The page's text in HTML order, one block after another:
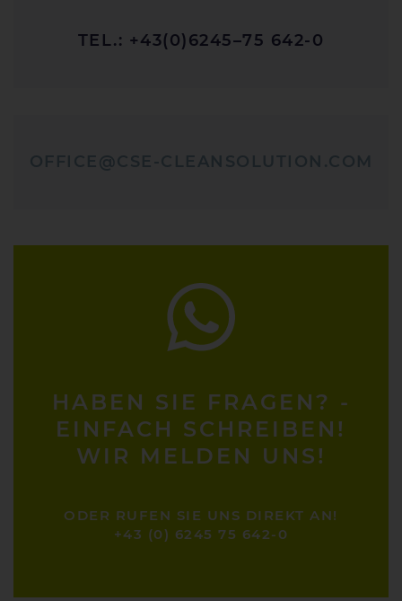
TEL.: +43(0)6245–75 642-0
HABEN SIE FRAGEN? -
EINFACH SCHREIBEN!
WIR MELDEN UNS!
ODER RUFEN SIE UNS DIREKT AN!
+43 (0) 6245 75 642-0